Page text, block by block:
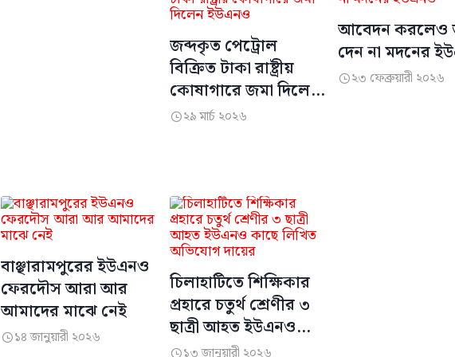
জব্দকৃত পেট্রোল
বিক্রিত টাকা রাষ্ট্রীয়
কোষাগারে জমা দিলেন
ইউএনও
২৯ মার্চ ২০২৬
আবেদন করলেও
দেন না মদনের
২৩ ফেব্রুয়ারী ২০২৬
বাঞ্ছারামপুরের ইউএনও
ফেরদৌস আরা আর
আমাদের মাঝে নেই
১৪ জানুয়ারী ২০২৬
চিলাহাটিতে শিক্ষিকার
প্রহারে চতুর্থ শ্রেণীর ৩
ছাত্রী আহত ইউএনও
কাছে লিখিত অভিযোগ
